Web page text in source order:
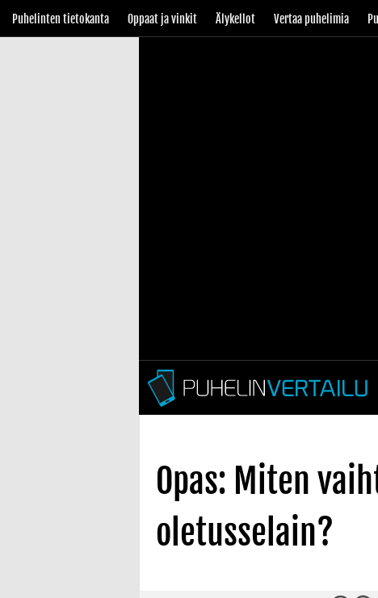
Puhelinten tietokanta Oppaat ja vinkit Älykellot Vertaa puhelimia
Opas: Miten
oletusselain?